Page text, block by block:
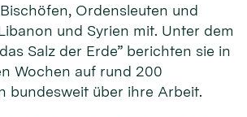
Ordensleuten und
und Syrien mit. Unter dem
Salz der Erde” berichten sie in
Wochen auf rund 200
bundesweit über ihre Arbeit.